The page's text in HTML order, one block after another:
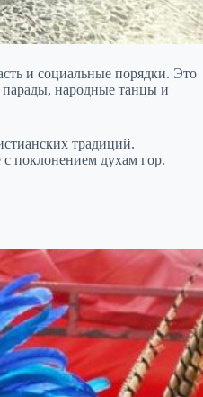
и социальные порядки. Это
парады, народные танцы и
традиций.
поклонением духам гор.